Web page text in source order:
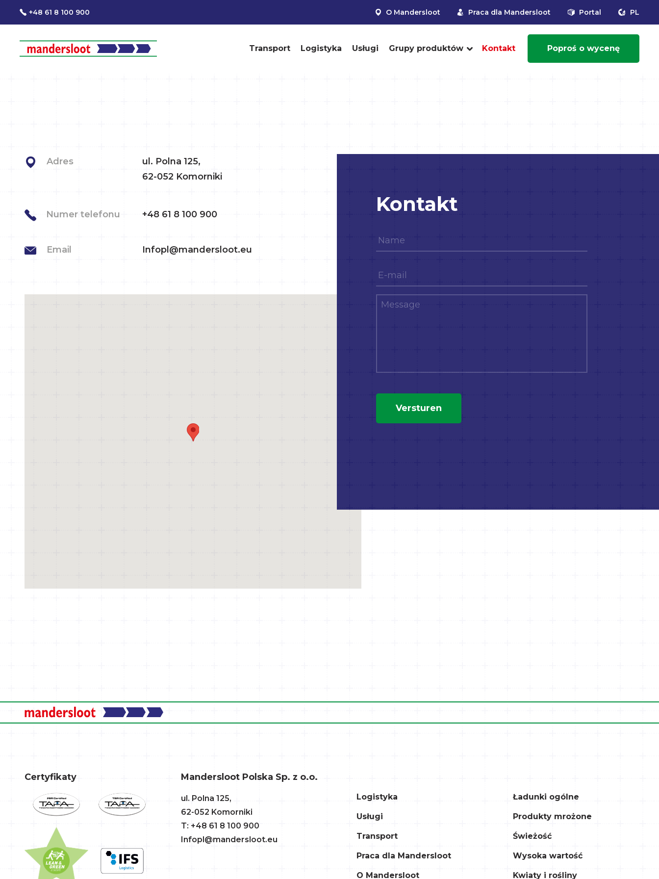
+48 61 8 100 900 O Mandersloot Praca dla Mandersloot Portal PL
Transport Logistyka Usługi Grupy produktów Kontakt Poproś o wycenę
Adres
ul. Polna 125,
62-052 Komorniki
Numer telefonu +48 61 8 100 900
Email Infopl@mandersloot.eu
Kontakt
mail *
Message
Certyfikaty Mandersloot Polska Sp. z o.o.
ul. Polna 125,
62-052 Komorniki
T: +48 61 8 100 900
Infopl@mandersloot.eu
Logistyka
Usługi
Transport
Praca dla Mandersloot
O Mandersloot
Ładunki ogólne
Produkty mrożone
Świeżość
Wysoka wartość
Kwiaty i rośliny